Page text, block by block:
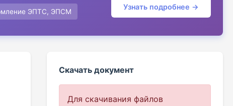
ЭПТС, ЭПСМ
Узнать подробнее →
Скачать документ
Для скачивания файлов